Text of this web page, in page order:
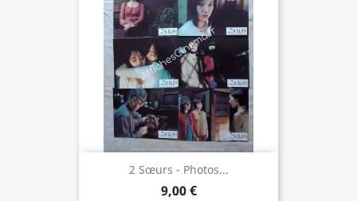
2 Sœurs - Photos...
9,00 €